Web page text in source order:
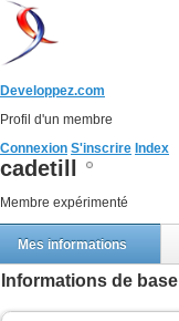
Developpez.com
Profil d'un membre
Connexion S'inscrire Index
cadetill
Membre expérimenté
Mes informations
Informations de base